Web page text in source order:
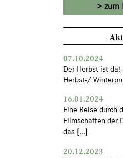
zum
07.10.2024
Der Herbst ist
Herbst-/
16.01.2024
Eine Reise durch
Filmschaffen der
das [...]
20.12.2023